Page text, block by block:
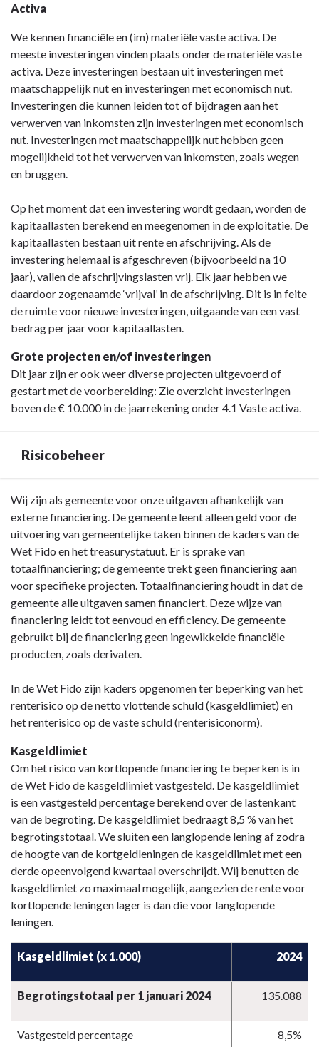
Activa
We kennen financiële en (im) materiële vaste activa. De
meeste investeringen vinden plaats onder de materiële vaste
activa. Deze investeringen bestaan uit investeringen met
maatschappelijk nut en investeringen met economisch nut.
Investeringen die kunnen leiden tot of bijdragen aan het
verwerven van inkomsten zijn investeringen met economisch
nut. Investeringen met maatschappelijk nut hebben geen
mogelijkheid tot het verwerven van inkomsten, zoals wegen
en bruggen.
Op het moment dat een investering wordt gedaan, worden de
kapitaallasten berekend en meegenomen in de exploitatie. De
kapitaallasten bestaan uit rente en afschrijving. Als de
investering helemaal is afgeschreven (bijvoorbeeld na 10
jaar), vallen de afschrijvingslasten vrij. Elk jaar hebben we
daardoor zogenaamde ‘vrijval’ in de afschrijving. Dit is in feite
de ruimte voor nieuwe investeringen, uitgaande van een vast
bedrag per jaar voor kapitaallasten.
Grote projecten en/of investeringen
Dit jaar zijn er ook weer diverse projecten uitgevoerd of
gestart met de voorbereiding: Zie overzicht investeringen
boven de € 10.000 in de jaarrekening onder 4.1 Vaste activa.
Risicobeheer
Terug
naar
navigatie
Paragraaf
Financiering
Risicobeheer
Wij zijn als gemeente voor onze uitgaven afhankelijk van
externe financiering. De gemeente leent alleen geld voor de
uitvoering van gemeentelijke taken binnen de kaders van de
Wet Fido en het treasurystatuut. Er is sprake van
totaalfinanciering; de gemeente trekt geen financiering aan
voor specifieke projecten. Totaalfinanciering houdt in dat de
gemeente alle uitgaven samen financiert. Deze wijze van
financiering leidt tot eenvoud en efficiency. De gemeente
gebruikt bij de financiering geen ingewikkelde financiële
producten, zoals derivaten.
In de Wet Fido zijn kaders opgenomen ter beperking van het
renterisico op de netto vlottende schuld (kasgeldlimiet) en
het renterisico op de vaste schuld (renterisiconorm).
Kasgeldlimiet
Om het risico van kortlopende financiering te beperken is in
de Wet Fido de kasgeldlimiet vastgesteld. De kasgeldlimiet
is een vastgesteld percentage berekend over de lastenkant
van de begroting. De kasgeldlimiet bedraagt 8,5 % van het
begrotingstotaal. We sluiten een langlopende lening af zodra
de hoogte van de kortgeldleningen de kasgeldlimiet met een
derde opeenvolgend kwartaal overschrijdt. Wij benutten de
kasgeldlimiet zo maximaal mogelijk, aangezien de rente voor
kortlopende leningen lager is dan die voor langlopende
leningen.
Kasgeldlimiet (x 1.000) 2024
Begrotingstotaal per 1 januari 2024 135.088
Vastgesteld percentage 8,5%